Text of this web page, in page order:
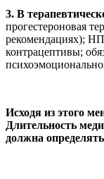
3. В
прогестероновая
рекомендациях);
контрацептивы;
Исходя из этого
Длительность
должна